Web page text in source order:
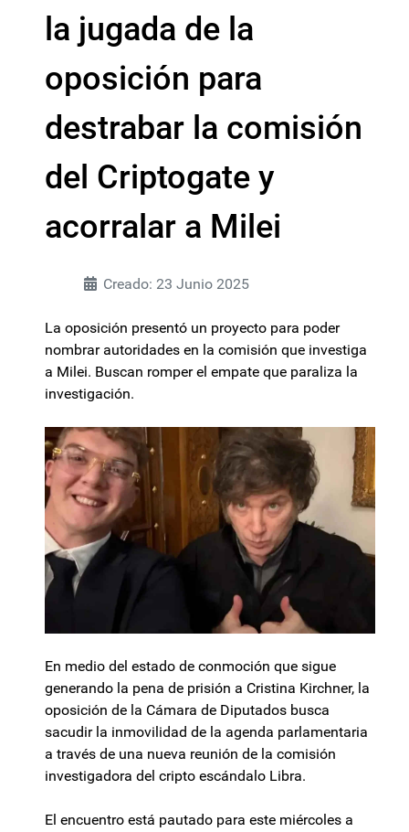
la jugada de la
oposición para
destrabar la comisión
del Criptogate y
acorralar a Milei
Creado: 23 Junio 2025
La oposición presentó un proyecto para poder
nombrar autoridades en la comisión que investiga
a Milei. Buscan romper el empate que paraliza la
investigación.
En medio del estado de conmoción que sigue
generando la pena de prisión a Cristina Kirchner, la
oposición de la Cámara de Diputados busca
sacudir la inmovilidad de la agenda parlamentaria
a través de una nueva reunión de la comisión
investigadora del cripto escándalo Libra.
El encuentro está pautado para este miércoles a